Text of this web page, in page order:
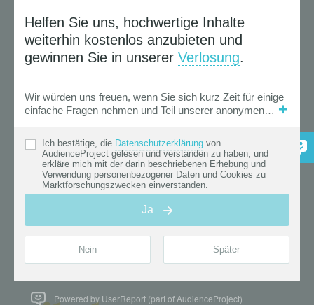
Powered by UserReport (part of AudienceProject)